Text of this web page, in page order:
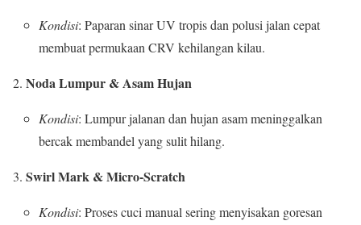
Kondisi: Paparan sinar UV tropis dan polusi jalan cepat
membuat permukaan CRV kehilangan kilau.
Noda Lumpur & Asam Hujan
Kondisi: Lumpur jalanan dan hujan asam meninggalkan
bercak membandel yang sulit hilang.
Swirl Mark & Micro-Scratch
Kondisi: Proses cuci manual sering menyisakan goresan